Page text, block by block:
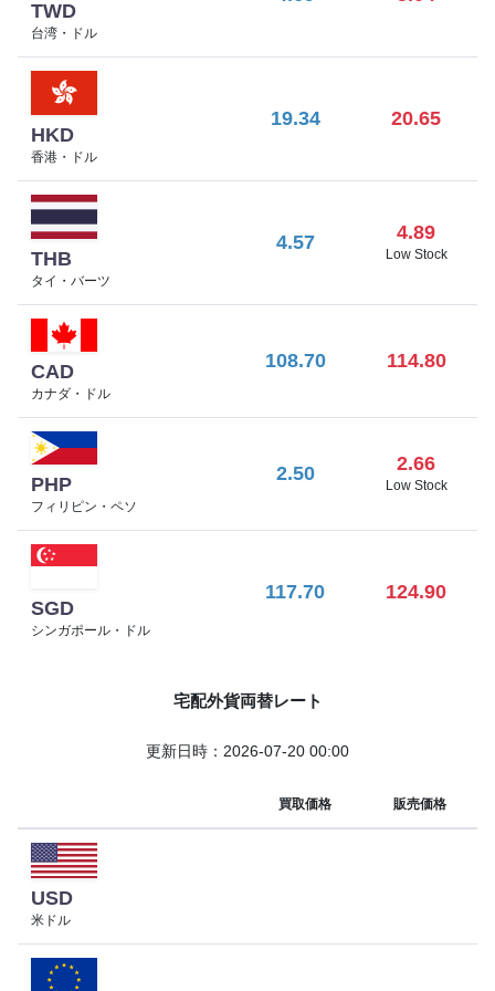
TWD
台湾・ドル
HKD
香港・ドル
19.34 20.65
THB
タイ・バーツ
4.57 4.89
Low Stock
CAD
カナダ・ドル
108.70 114.80
PHP
フィリピン・ペソ
2.50 2.66
Low Stock
SGD
シンガポール・ドル
117.70 124.90
宅配外貨両替レート
更新日時：2026-07-20 00:00
買取価格 販売価格
USD
米ドル